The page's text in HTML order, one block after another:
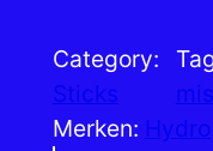
r
o
s
Category:
Sticks
Merken: Hydro